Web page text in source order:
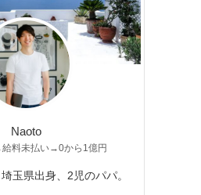
Naoto
料未払い→0から1億円
玉県出身、2児のパパ。